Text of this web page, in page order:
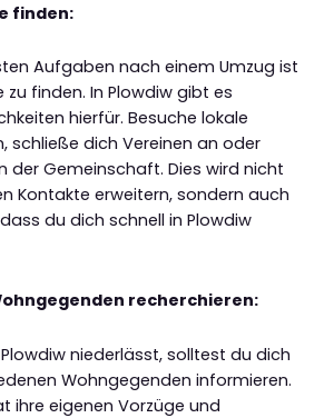
finden:
Aufgaben nach einem Umzug ist
zu finden. In Plowdiw gibt es
hierfür. Besuche lokale
schließe dich Vereinen an oder
der Gemeinschaft. Dies wird nicht
Kontakte erweitern, sondern auch
du dich schnell in Plowdiw
recherchieren:
niederlässt, solltest du dich
Wohngegenden informieren.
ihre eigenen Vorzüge und